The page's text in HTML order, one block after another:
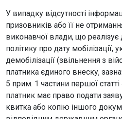
У випадку відсутності
призовників або її не
виконавчої влади, що
політику про дату мобілізації,
демобілізації (звільнення з
платника єдиного внеску,
5 прим. 1 частини першої
платник має право подати
квитка або копію іншого